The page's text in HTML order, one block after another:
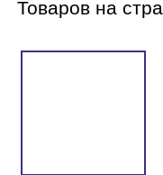
Товаров на